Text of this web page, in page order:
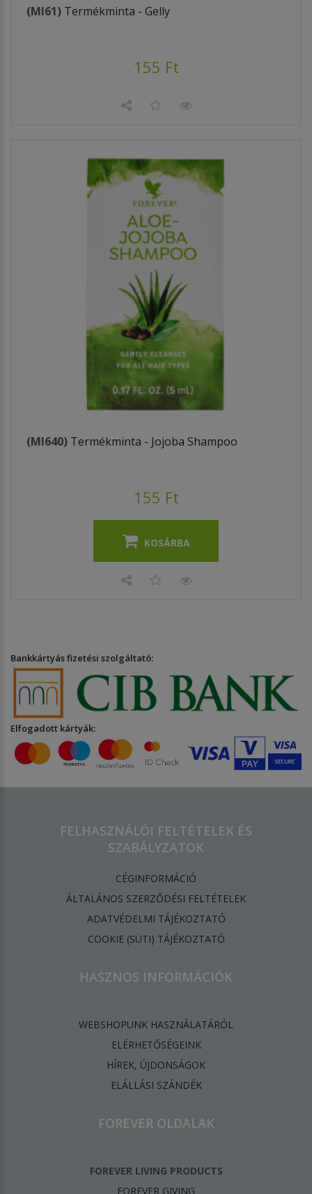
(MI61) Termékminta - Gelly
155 Ft
(MI640) Termékminta - Jojoba Shampoo
155 Ft
KOSÁRBA
Bankkártyás fizetési szolgáltató:
Elfogadott kártyák:
FELHASZNÁLÓI FELTÉTELEK ÉS
SZABÁLYZATOK
CÉGINFORMÁCIÓ
ÁLTALÁNOS SZERZŐDÉSI FELTÉTELEK
ADATVÉDELMI TÁJÉKOZTATÓ
​COOKIE (SÜTI) TÁJÉKOZTATÓ
HASZNOS INFORMÁCIÓK
WEBSHOPUNK HASZNÁLATÁRÓL
ELÉRHETŐSÉGEINK
HÍREK, ÚJDONSÁGOK
ELÁLLÁSI SZÁNDÉK
FOREVER OLDALAK
FOREVER LIVING PRODUCTS
FOREVER GIVING